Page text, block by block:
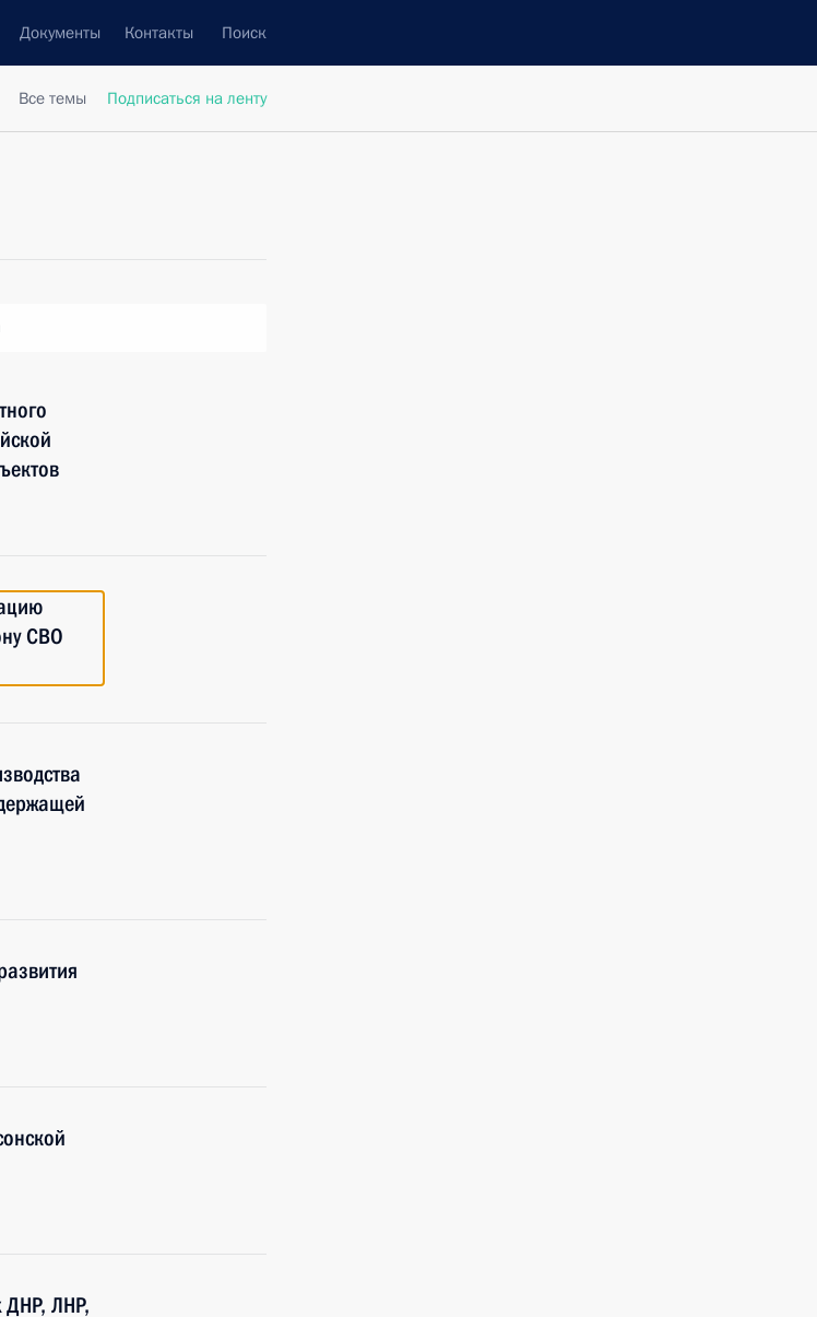
Документы Контакты Поиск
Все темы Подписаться на ленту
СВО
ДНР, ЛНР,